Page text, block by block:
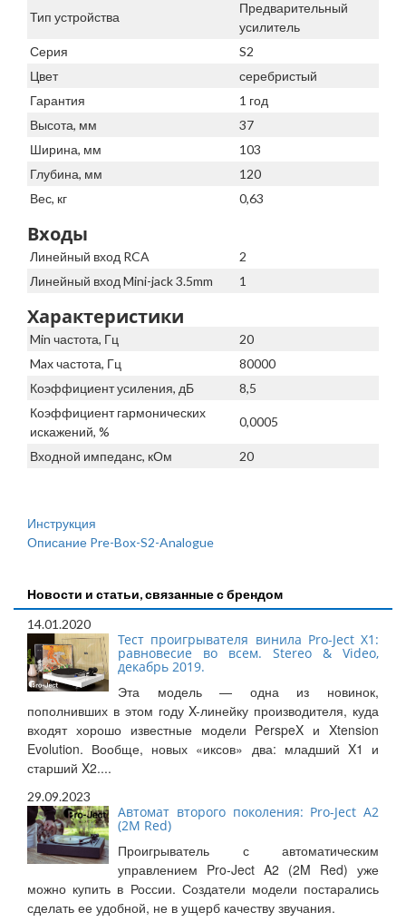
Тип устройства
Предварительный
усилитель
Серия
S2
Цвет
серебристый
Гарантия
1 год
Высота, мм
37
Ширина, мм
103
Глубина, мм
120
Вес, кг
0,63
Входы
Линейный вход RCA
2
Линейный вход Mini-jack 3.5mm
1
Характеристики
Min частота, Гц
20
Max частота, Гц
80000
Коэффициент усиления, дБ
8,5
Коэффициент гармонических
искажений, %
0,0005
Входной импеданс, кОм 20
Инструкция
Описание Pre-Box-S2-Analogue
Новости и статьи, связанные с брендом
14.01.2020
Тест проигрывателя винила Pro-Ject X1:
равновесие во всем. Stereo & Video,
декабрь 2019.
Эта модель — одна из новинок,
пополнивших в этом году X-линейку производителя, куда
входят хорошо известные модели PerspeX и Xtension
Evolution. Вообще, новых «иксов» два: младший X1 и
старший X2....
29.09.2023
Автомат второго поколения: Pro-Ject A2
(2M Red)
Проигрыватель с автоматическим
управлением Pro-Ject A2 (2M Red) уже
можно купить в России. Создатели модели постарались
сделать ее удобной, не в ущерб качеству звучания.